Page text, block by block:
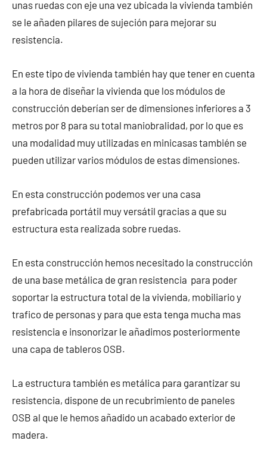
unas ruedas con eje una vez ubicada la vivienda también
se le añaden pilares de sujeción para mejorar su
resistencia.
En este tipo de vivienda también hay que tener en cuenta
a la hora de diseñar la vivienda que los módulos de
construcción deberían ser de dimensiones inferiores a 3
metros por 8 para su total maniobralidad, por lo que es
una modalidad muy utilizadas en minicasas también se
pueden utilizar varios módulos de estas dimensiones.
En esta construcción podemos ver una casa
prefabricada portátil muy versátil gracias a que su
estructura esta realizada sobre ruedas.
En esta construcción hemos necesitado la construcción
de una base metálica de gran resistencia para poder
soportar la estructura total de la vivienda, mobiliario y
trafico de personas y para que esta tenga mucha mas
resistencia e insonorizar le añadimos posteriormente
una capa de tableros OSB.
La estructura también es metálica para garantizar su
resistencia, dispone de un recubrimiento de paneles
OSB al que le hemos añadido un acabado exterior de
madera.